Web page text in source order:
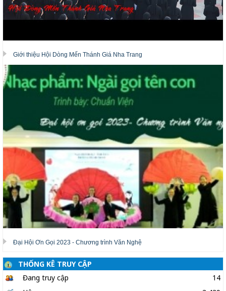
Giới thiệu Hội Dòng Mến Thánh Giá Nha Trang
Đại Hội Ơn Gọi 2023 - Chương trình Văn Nghệ
THỐNG KÊ TRUY CẬP
Đang truy cập
14